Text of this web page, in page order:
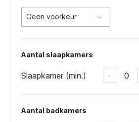
Geen voorkeur
Aantal slaapkamers
Slaapkamer (min.) - 0
Aantal badkamers